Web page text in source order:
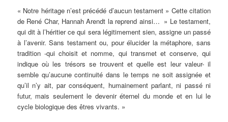
« Notre héritage n’est précédé d’aucun testament » Cette citation
de René Char, Hannah Arendt la reprend ainsi… » Le testament,
qui dit à l’héritier ce qui sera légitimement sien, assigne un passé
à l’avenir. Sans testament ou, pour élucider la métaphore, sans
tradition -qui choisit et nomme, qui transmet et conserve, qui
indique où les trésors se trouvent et quelle est leur valeur- il
semble qu’aucune continuité dans le temps ne soit assignée et
qu’il n’y ait, par conséquent, humainement parlant, ni passé ni
futur, mais seulement le devenir éternel du monde et en lui le
cycle biologique des êtres vivants. »